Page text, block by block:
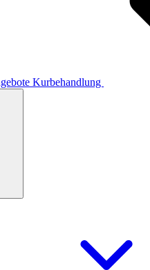
Kurbehandlung